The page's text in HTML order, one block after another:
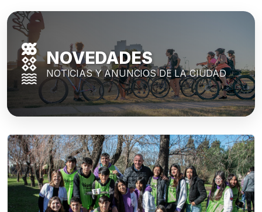
NOVEDADES
NOTICIAS Y ANUNCIOS DE LA CIUDAD